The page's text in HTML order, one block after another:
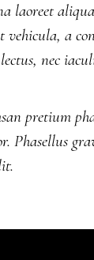
laoreet
a
nec
Phasellus